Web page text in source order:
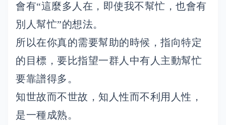
會有“這麼多人在，即使我不幫忙，也會有
別人幫忙”的想法。
所以在你真的需要幫助的時候，指向特定
的目標，要比指望一群人中有人主動幫忙
要靠譜得多。
知世故而不世故，知人性而不利用人性，
是一種成熟。